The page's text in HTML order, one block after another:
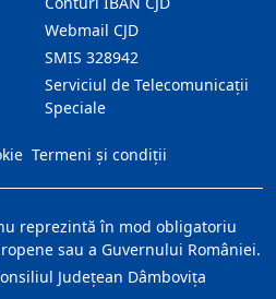
Webmail CJD
SMIS 328942
Serviciul de Telecomunicații
Speciale
Termeni și condiții
reprezintă în mod obligatoriu
sau a Guvernului României.
Judeţean Dâmboviţa